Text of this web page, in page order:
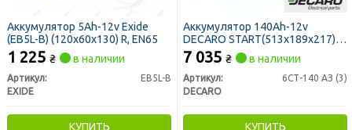
Аккумулятор 5Ah-12v Exide
(EB5L-B) (120х60х130) R, EN65
1 225 ₴ в наличии
Артикул:
EB5L-B
EXIDE
КУПИТЬ
Аккумулятор 140Ah-12v
DECARO START(513х189х217),
L,EN900
7 035 ₴ в наличии
Артикул:
6СТ-140 АЗ (3)
DECARO
КУПИТЬ